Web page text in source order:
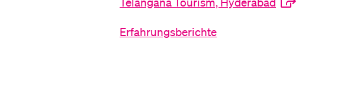
Erfahrungsberichte